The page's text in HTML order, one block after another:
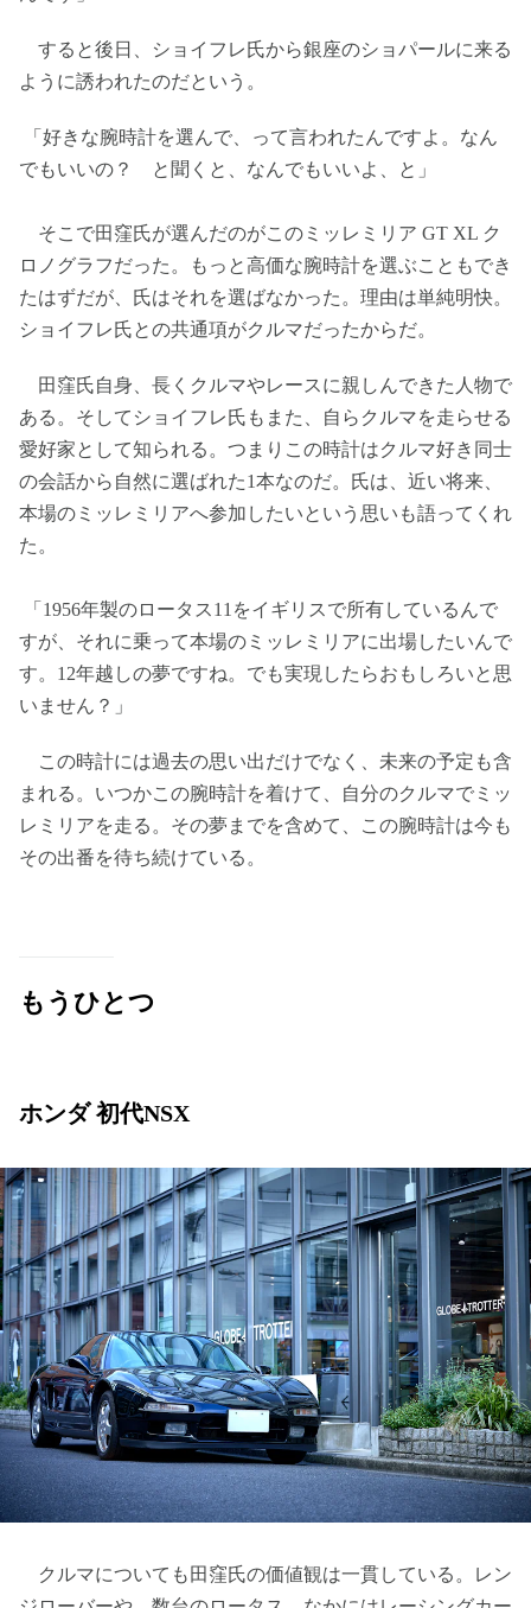
すると後日、ショイフレ氏から銀座のショパールに来る
ように誘われたのだという。
「好きな腕時計を選んで、って言われたんですよ。なん
でもいいの？ と聞くと、なんでもいいよ、と」
そこで田窪氏が選んだのがこのミッレミリア GT XL ク
ロノグラフだった。もっと高価な腕時計を選ぶこともでき
たはずだが、氏はそれを選ばなかった。理由は単純明快。
ショイフレ氏との共通項がクルマだったからだ。
田窪氏自身、長くクルマやレースに親しんできた人物で
ある。そしてショイフレ氏もまた、自らクルマを走らせる
愛好家として知られる。つまりこの時計はクルマ好き同士
の会話から自然に選ばれた1本なのだ。氏は、近い将来、
本場のミッレミリアへ参加したいという思いも語ってくれ
た。
「1956年製のロータス11をイギリスで所有しているんで
すが、それに乗って本場のミッレミリアに出場したいんで
す。12年越しの夢ですね。でも実現したらおもしろいと思
いません？」
この時計には過去の思い出だけでなく、未来の予定も含
まれる。いつかこの腕時計を着けて、自分のクルマでミッ
レミリアを走る。その夢までを含めて、この腕時計は今も
その出番を待ち続けている。
もうひとつ
ホンダ 初代NSX
クルマについても田窪氏の価値観は一貫している。レン